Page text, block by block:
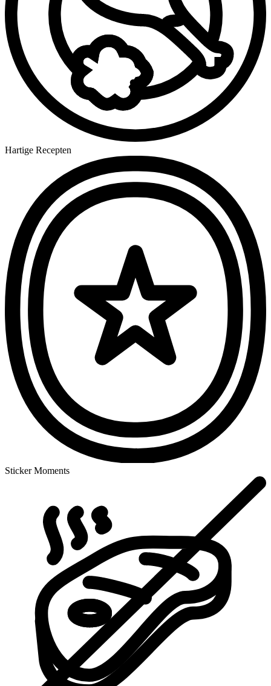
Hartige Recepten
Sticker Moments